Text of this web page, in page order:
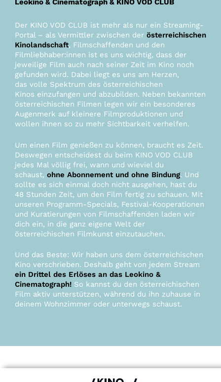
Leokino & Cinematograph & KINO VOD CLUB
Der KINO VOD CLUB ist mehr als nur ein Streaming-
Portal – als Vermittler zwischen der österreichischen
Kinolandschaft, Filmschaffenden und den
Filmliebhaber:innen ist es uns wichtig, dass der
jeweilige Film auch nach seiner Zeit im Kino noch
gefunden wird. Dabei liegt es uns am Herzen,
das volle Spektrum des österreichischen
Kinos einzufangen und abzubilden. Neben bekannten
österreichischen Filmen legen wir ein besonderes
Augenmerk auf kleinere Filmproduktionen und
wollen ihnen so zu mehr Sichtbarkeit verhelfen.
Um einen Film genießen zu können, braucht es Zeit.
Deswegen entscheidest du beim KINO VOD CLUB
jedes Mal völlig frei, wann und wieviel du
schaust, ohne Abonnement und ohne Bindung. Und
sollte es sich einmal doch nicht ausgehen, hast du
48 Stunden Zeit, um den Film fertig zu schauen. Mit
unseren Programm-Specials, Festival-Kooperationen
und Kuratierungen von Filmschaffenden laden wir
dich ein, in die ganz eigene Welt der
österreichischen Filmkunst einzutauchen.
Und das Beste: Wir haben uns dem österreichischen
Kino verschrieben. Deshalb geht von jedem Stream
ein Drittel des Erlöses an das Leokino &
Cinematograph! So kannst du den österreichischen
Film aktiv unterstützen, während du ihn zuhause in
deinem Wohnzimmer oder unterwegs schaust.